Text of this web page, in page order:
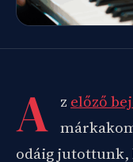
A z előző
odáig jutottunk,